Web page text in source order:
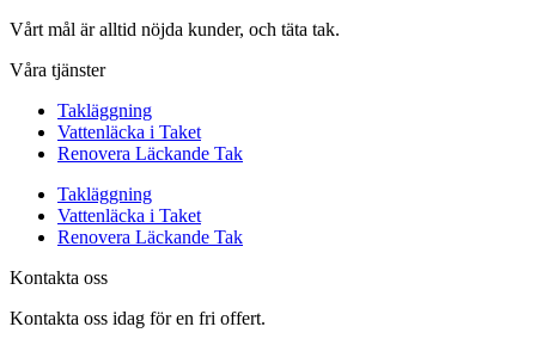
Vårt mål är alltid nöjda kunder, och täta tak.
Våra tjänster
Takläggning
Vattenläcka i Taket
Renovera Läckande Tak
Takläggning
Vattenläcka i Taket
Renovera Läckande Tak
Kontakta oss
Kontakta oss idag för en fri offert.